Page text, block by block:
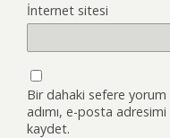
İnternet sitesi
Bir dahaki sefere yorum
adımı, e-posta
kaydet.